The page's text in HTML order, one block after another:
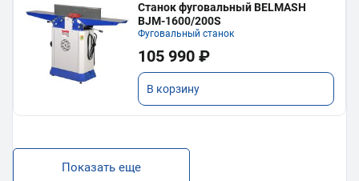
Станок фуговальный BELMASH
BJM-1600/200S
Фуговальный станок
105 990 ₽
В корзину
Показать еще